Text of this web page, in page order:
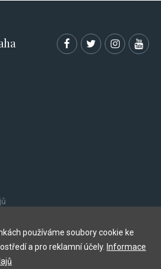
používáme soubory cookie ke
a pro reklamní účely. Informace